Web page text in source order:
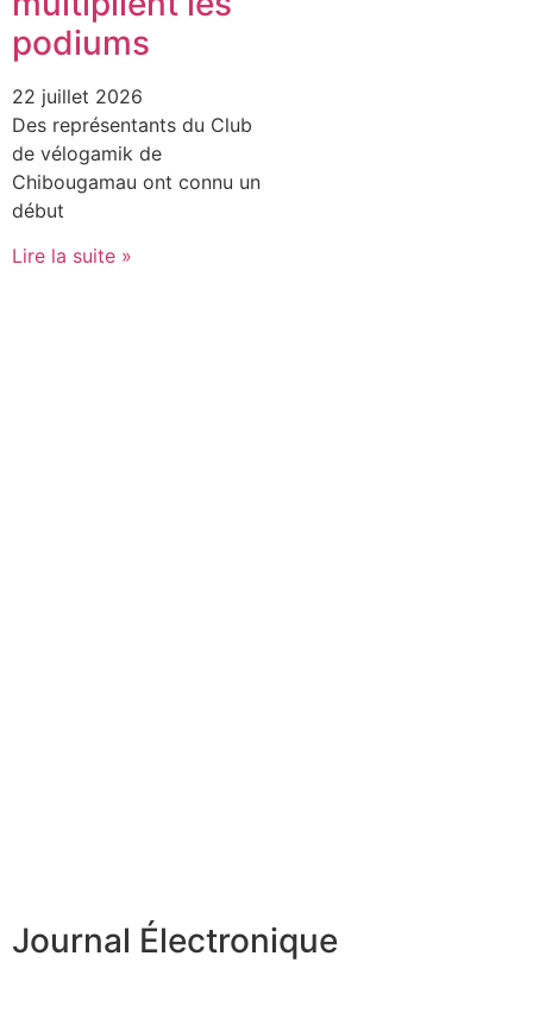
podiums
22 juillet 2026
Des représentants du Club
de vélogamik de
Chibougamau ont connu un
début
Lire la suite »
Journal Électronique